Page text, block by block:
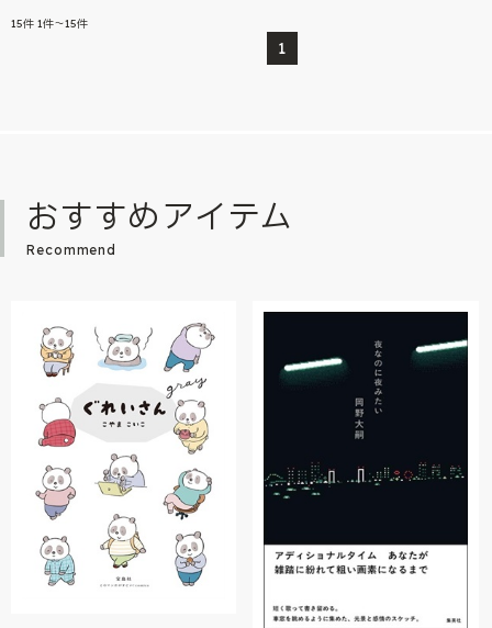
15件 1件～15件
1
おすすめアイテム
Recommend